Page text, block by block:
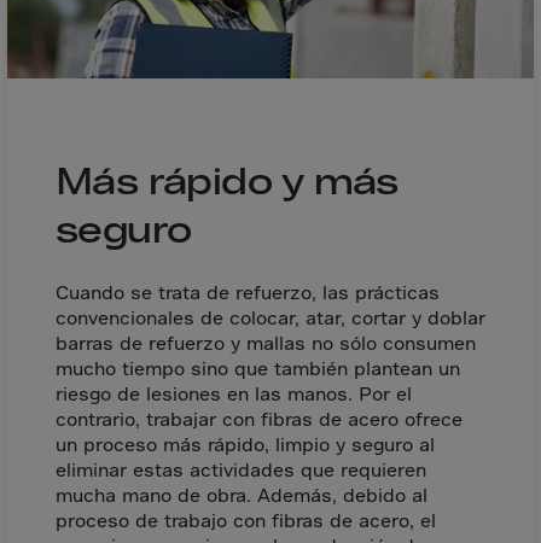
Cook Islands
Costa Rica
Croatia
Cyprus
Czech Republic
Denmark
Djibouti
Dominica
Dominican Rep.
Ecuador
Egypt
Más rápido y más
seguro
Cuando se trata de refuerzo, las prácticas
convencionales de colocar, atar, cortar y doblar
barras de refuerzo y mallas no sólo consumen
mucho tiempo sino que también plantean un
riesgo de lesiones en las manos. Por el
contrario, trabajar con fibras de acero ofrece
un proceso más rápido, limpio y seguro al
eliminar estas actividades que requieren
mucha mano de obra. Además, debido al
proceso de trabajo con fibras de acero, el